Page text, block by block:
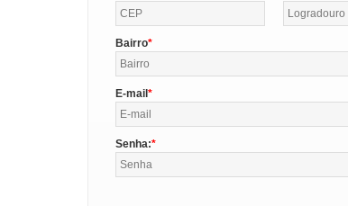
Bairro
E-mail
Senha: